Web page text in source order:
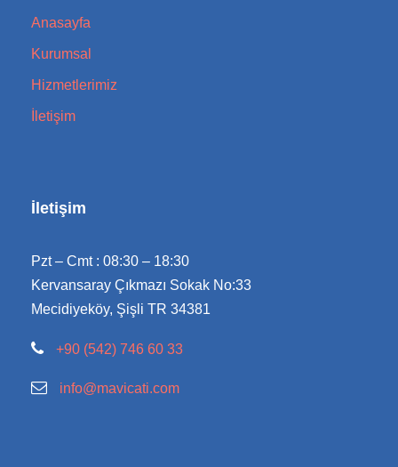
Anasayfa
Kurumsal
Hizmetlerimiz
İletişim
İletişim
Pzt – Cmt : 08:30 – 18:30
Kervansaray Çıkmazı Sokak No:33
Mecidiyeköy, Şişli TR 34381
+90 (542) 746 60 33
info@mavicati.com